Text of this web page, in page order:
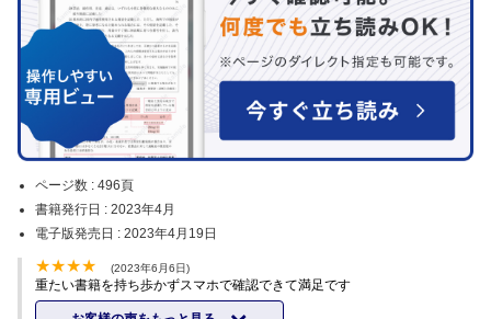
ページ数 : 496頁
書籍発行日 : 2023年4月
電子版発売日 : 2023年4月19日
(2023年6月6日)
重たい書籍を持ち歩かずスマホで確認できて満足です